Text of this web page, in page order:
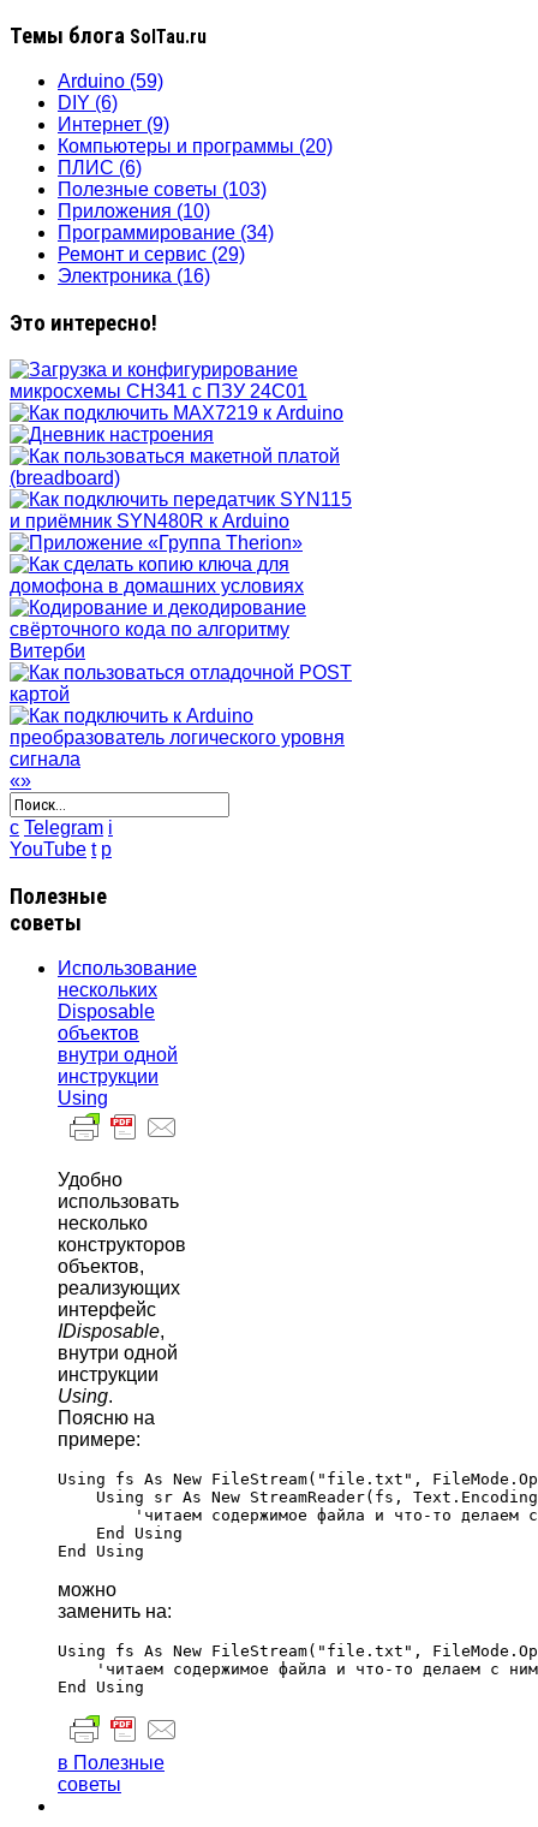
Темы блога SolTau.ru
Arduino (59)
DIY (6)
Интернет (9)
Компьютеры и программы (20)
ПЛИС (6)
Полезные советы (103)
Приложения (10)
Программирование (34)
Ремонт и сервис (29)
Электроника (16)
Это интересно!
«»
c Telegram i
YouTube t p
Полезные
советы
Использование
нескольких
Disposable
объектов
внутри одной
инструкции
Using
Удобно
использовать
несколько
конструкторов
объектов,
реализующих
интерфейс
IDisposable,
внутри одной
инструкции
Using.
Поясню на
примере:
Using fs As New FileStream("file.txt",
Using sr As New StreamReader(fs,
    End Using
можно
заменить на:
Using fs As New FileStream("file.txt",
'читаем содержимое файла и что-то делаем с
в Полезные
советы